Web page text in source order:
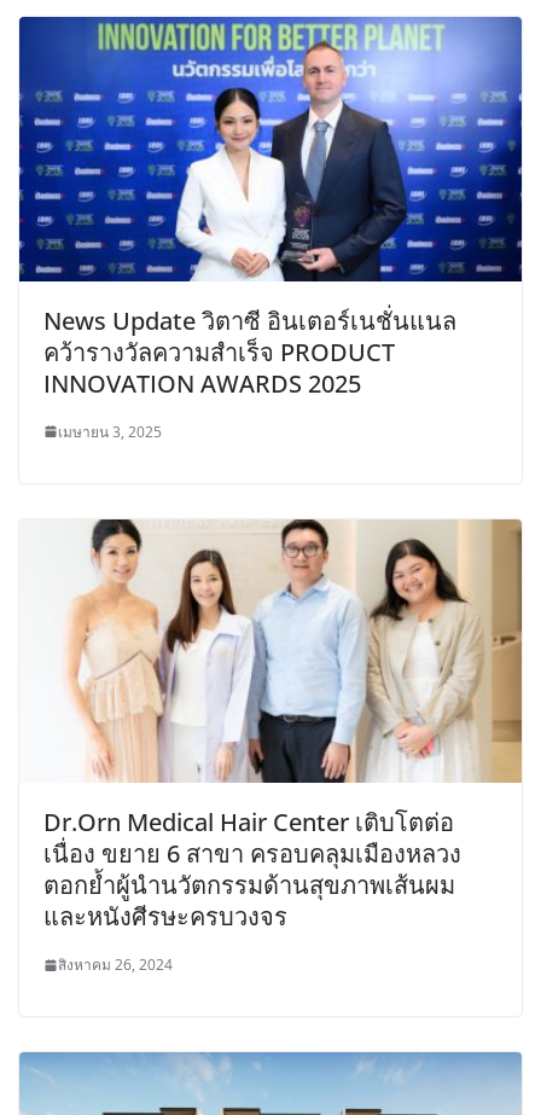
News Update วิตาซี อินเตอร์เนชั่นแนล
คว้ารางวัลความสำเร็จ PRODUCT
INNOVATION AWARDS 2025
เมษายน 3, 2025
Dr.Orn Medical Hair Center เติบโตต่อ
เนื่อง ขยาย 6 สาขา ครอบคลุมเมืองหลวง
ตอกย้ำผู้นำนวัตกรรมด้านสุขภาพเส้นผม
และหนังศีรษะครบวงจร
สิงหาคม 26, 2024